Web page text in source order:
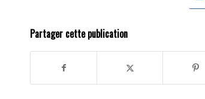
Partager cette publication